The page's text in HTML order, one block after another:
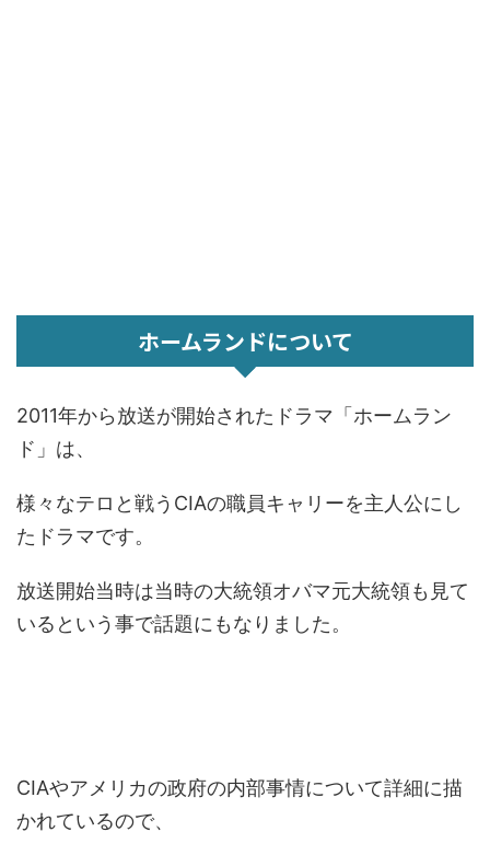
ホームランドについて
2011年から放送が開始されたドラマ「ホームラン
ド」は、
様々なテロと戦うCIAの職員キャリーを主人公にし
たドラマです。
放送開始当時は当時の大統領オバマ元大統領も見て
いるという事で話題にもなりました。
CIAやアメリカの政府の内部事情について詳細に描
かれているので、